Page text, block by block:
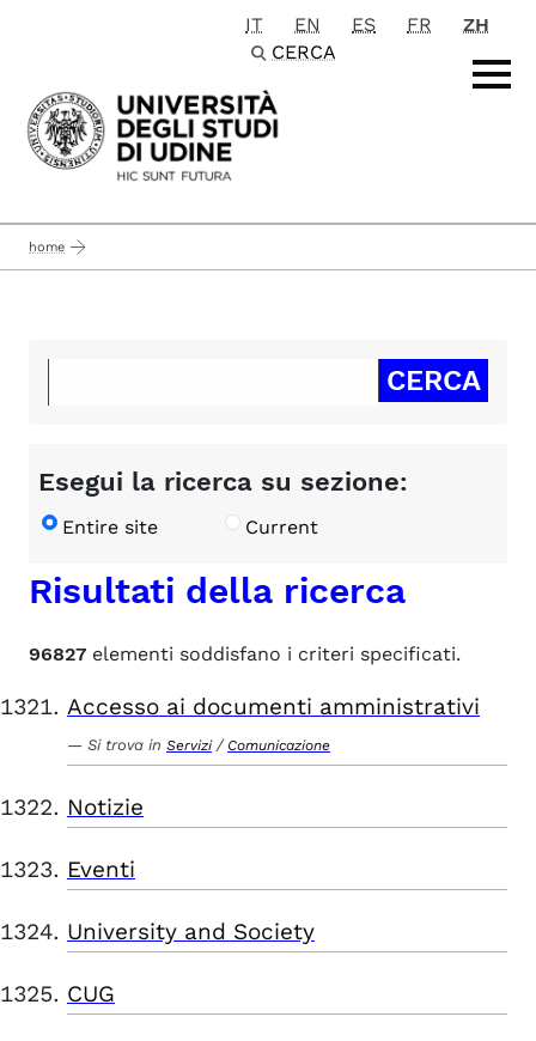
Passa al contenuto principale
IT EN ES FR
ZH
CERCA
home
Esegui la ricerca su sezione:
Entire site Current
Risultati della ricerca
96827 elementi soddisfano i criteri specificati.
Accesso ai documenti amministrativi
Si trova in Servizi / Comunicazione
Notizie
Eventi
University and Society
CUG